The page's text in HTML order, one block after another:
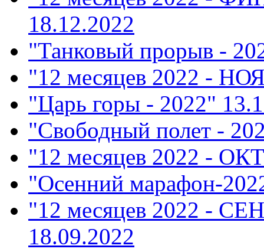
18.12.2022
"Танковый прорыв -
"12 месяцев 2022 -
"Царь горы - 2022"
"Свободный полет -
"12 месяцев 2022 -
"Осенний марафон-
"12 месяцев 2022 -
18.09.2022